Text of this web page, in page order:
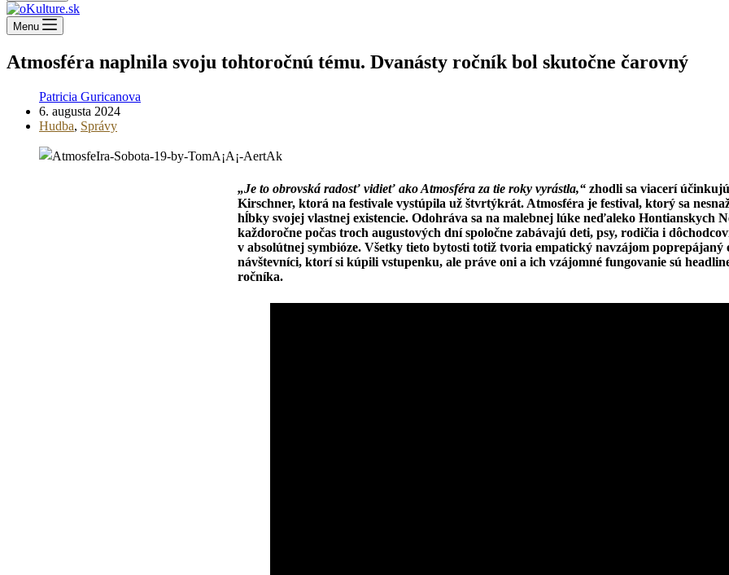
Menu
Atmosféra naplnila svoju tohtoročnú tému. Dvanásty ročník bol skutočne čarovný
Patricia Guricanova
6. augusta 2024
Hudba, Správy
„Je to obrovská radosť vidieť ako Atmosféra za tie roky vyrástla,“ zhodli sa viacerí
Kirschner, ktorá na festivale vystúpila už štvrtýkrát. Atmosféra je festival, ktorý sa
hĺbky svojej vlastnej existencie. Odohráva sa na malebnej lúke neďaleko Hontianskych
každoročne počas troch augustových dní spoločne zabávajú deti, psy, rodičia i
v absolútnej symbióze. Všetky tieto bytosti totiž tvoria empatický navzájom poprepájaný
návštevníci, ktorí si kúpili vstupenku, ale práve oni a ich vzájomné fungovanie sú
ročníka.